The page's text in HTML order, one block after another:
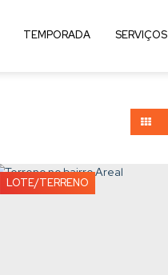
TEMPORADA SERVIÇOS
LOTE/TERRENO